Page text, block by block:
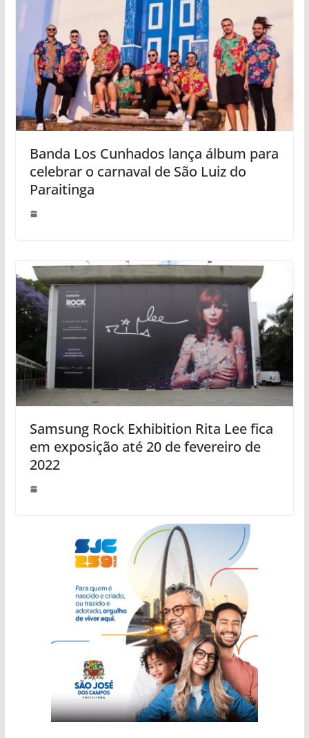
Banda Los Cunhados lança álbum para
celebrar o carnaval de São Luiz do
Paraitinga
Samsung Rock Exhibition Rita Lee fica
em exposição até 20 de fevereiro de
2022